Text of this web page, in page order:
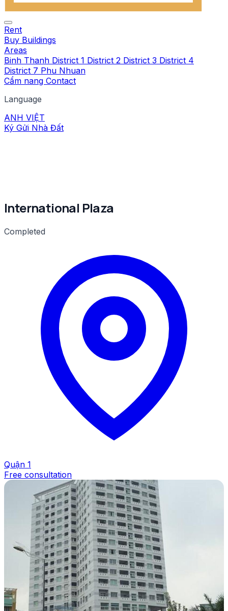
Rent
Buy Buildings
Areas
Binh Thanh District 1 District 2 District 3 District 4
District 7 Phu Nhuan
Cẩm nang Contact
Language
ANH VIỆT
Ký Gửi Nhà Đất
International Plaza
Completed
Quận 1
Free consultation